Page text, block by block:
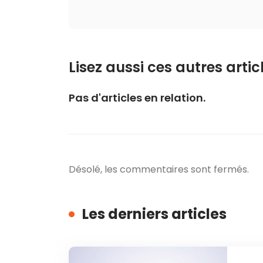
Lisez aussi ces autres
Pas d'articles en relation.
Désolé, les commentaires sont fermés.
Les derniers articles